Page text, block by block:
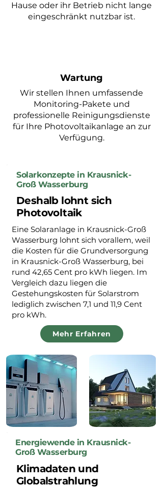
Hause oder ihr Betrieb nicht lange
eingeschränkt nutzbar ist.
Wartung
Wir stellen Ihnen umfassende
Monitoring-Pakete und
professionelle Reinigungsdienste
für Ihre Photovoltaikanlage an zur
Verfügung.
Solarkonzepte in Krausnick-
Groß Wasserburg
Deshalb lohnt sich
Photovoltaik
Eine Solaranlage in Krausnick-Groß
Wasserburg lohnt sich vorallem, weil
die Kosten für die Grundversorgung
in Krausnick-Groß Wasserburg, bei
rund 42,65 Cent pro kWh liegen. Im
Vergleich dazu liegen die
Gestehungskosten für Solarstrom
lediglich zwischen 7,1 und 11,9 Cent
pro kWh.
Mehr Erfahren
Energiewende in Krausnick-
Groß Wasserburg
Klimadaten und
Globalstrahlung